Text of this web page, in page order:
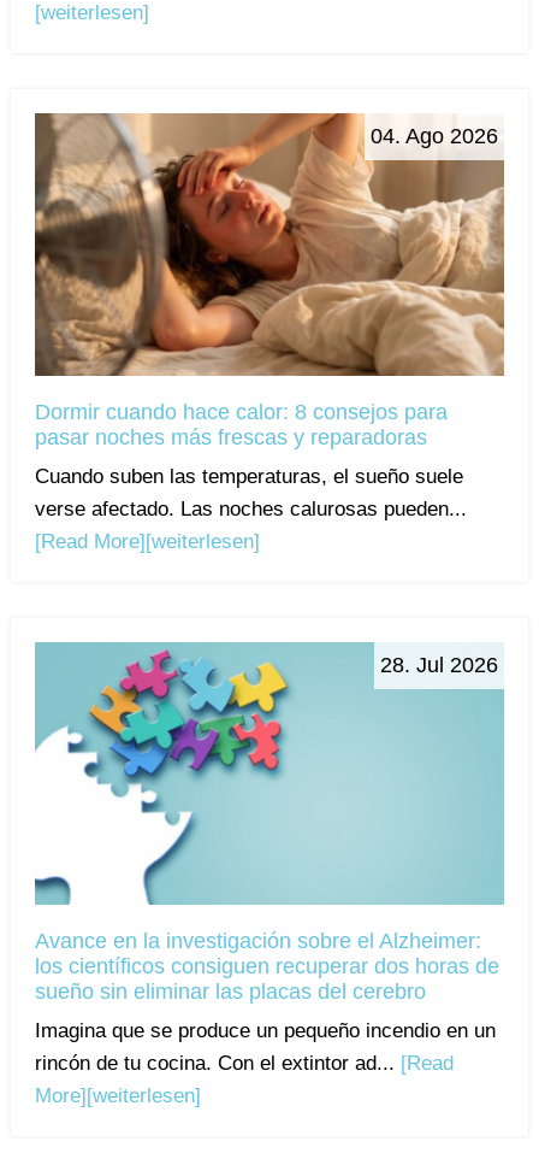
[weiterlesen]
04. Ago 2026
Dormir cuando hace calor: 8 consejos para
pasar noches más frescas y reparadoras
Cuando suben las temperaturas, el sueño suele
verse afectado. Las noches calurosas pueden...
[Read More] [weiterlesen]
28. Jul 2026
Avance en la investigación sobre el Alzheimer:
los científicos consiguen recuperar dos horas de
sueño sin eliminar las placas del cerebro
Imagina que se produce un pequeño incendio en un
rincón de tu cocina. Con el extintor ad... [Read
More][weiterlesen]